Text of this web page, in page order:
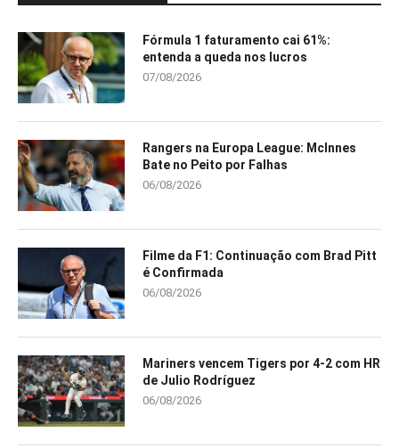
Fórmula 1 faturamento cai 61%:
entenda a queda nos lucros
07/08/2026
Rangers na Europa League: McInnes
Bate no Peito por Falhas
06/08/2026
Filme da F1: Continuação com Brad Pitt
é Confirmada
06/08/2026
Mariners vencem Tigers por 4-2 com HR
de Julio Rodríguez
06/08/2026